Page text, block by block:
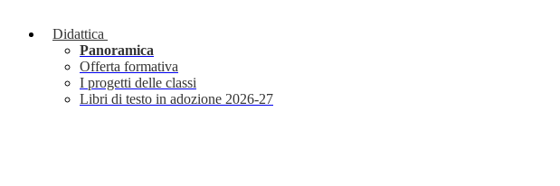
Didattica
Panoramica
Offerta formativa
I progetti delle classi
Libri di testo in adozione 2026-27